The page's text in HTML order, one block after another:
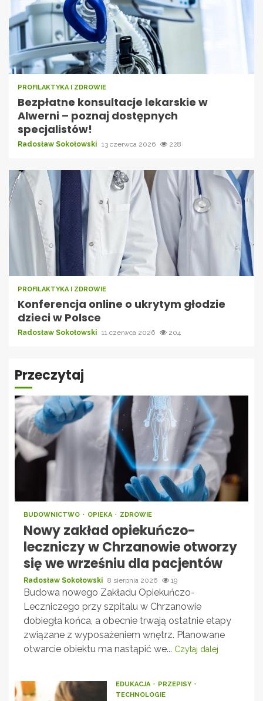
PROFILAKTYKA I ZDROWIE
Bezpłatne konsultacje lekarskie w
Alwerni – poznaj dostępnych
specjalistów!
Radosław Sokołowski 13 czerwca 2026 228
PROFILAKTYKA I ZDROWIE
Konferencja online o ukrytym głodzie
dzieci w Polsce
Radosław Sokołowski 11 czerwca 2026 204
Przeczytaj
BUDOWNICTWO OPIEKA ZDROWIE
Nowy zakład opiekuńczo-
leczniczy w Chrzanowie otworzy
się we wrześniu dla pacjentów
Radosław Sokołowski 8 sierpnia 2026 19
Budowa nowego Zakładu Opiekuńczo-
Leczniczego przy szpitalu w Chrzanowie
dobiegła końca, a obecnie trwają ostatnie etapy
związane z wyposażeniem wnętrz. Planowane
otwarcie obiektu ma nastąpić we... Czytaj dalej
EDUKACJA
PRZEPISY
TECHNOLOGIE